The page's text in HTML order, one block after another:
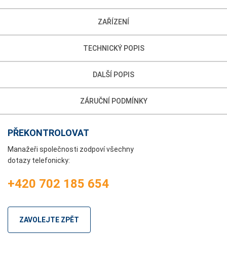
ZAŘÍZENÍ
TECHNICKÝ POPIS
DALŠÍ POPIS
ZÁRUČNÍ PODMÍNKY
PŘEKONTROLOVAT
Manažeři společnosti zodpoví všechny
dotazy telefonicky:
+420 702 185 654
ZAVOLEJTE ZPĚT